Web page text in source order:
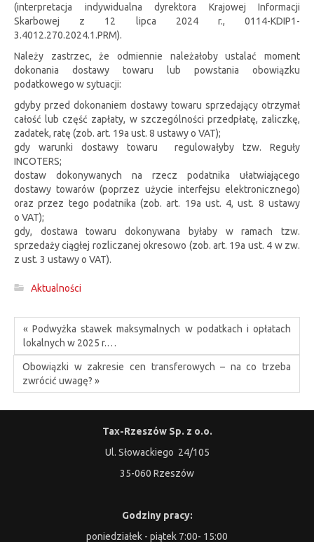
(interpretacja indywidualna dyrektora Krajowej Informacji
Skarbowej z 12 lipca 2024 r., 0114-KDIP1-
3.4012.270.2024.1.PRM).
Należy zastrzec, że odmiennie należałoby ustalać moment
dokonania dostawy towaru lub powstania obowiązku
podatkowego w sytuacji:
gdyby przed dokonaniem dostawy towaru sprzedający otrzymał
całość lub część zapłaty, w szczególności przedpłatę, zaliczkę,
zadatek, ratę (zob. art. 19a ust. 8 ustawy o VAT);
gdy warunki dostawy towaru regulowałyby tzw. Reguły
INCOTERS;
dostaw dokonywanych na rzecz podatnika ułatwiającego
dostawy towarów (poprzez użycie interfejsu elektronicznego)
oraz przez tego podatnika (zob. art. 19a ust. 4, ust. 8 ustawy
o VAT);
gdy, dostawa towaru dokonywana byłaby w ramach tzw.
sprzedaży ciągłej rozliczanej okresowo (zob. art. 19a ust. 4 w zw.
z ust. 3 ustawy o VAT).
Aktualności
« Podwyżka stawek maksymalnych w podatkach i opłatach
lokalnych w 2025 r.…
Obowiązki w zakresie cen transferowych – na co trzeba
zwrócić uwagę? »
Tax-Rzeszów Sp. z o.o.
Ul. Słowackiego 24/105
35-060 Rzeszów
Godziny pracy:
poniedziałek - piątek 7:00- 15:00